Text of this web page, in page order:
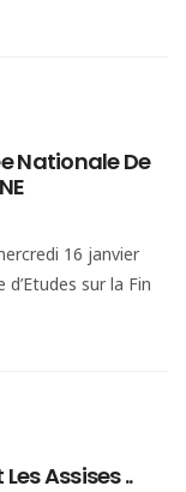
Nationale De
16 janvier
sur la Fin
Assises ..